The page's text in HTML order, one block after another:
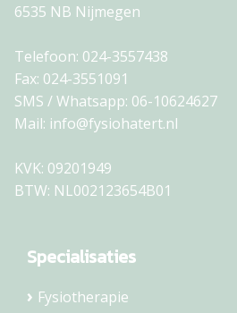
6535 NB Nijmegen
Telefoon: 024-3557438
Fax: 024-3551091
SMS / Whatsapp: 06-10624627
Mail: info@fysiohatert.nl
KVK: 09201949
BTW: NL002123654B01
Specialisaties
Fysiotherapie